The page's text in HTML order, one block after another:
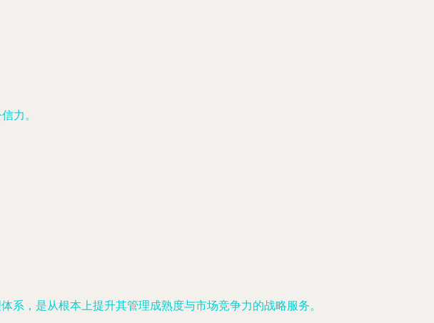
力。
系，是从根本上提升其管理成熟度与市场竞争力的战略服务。